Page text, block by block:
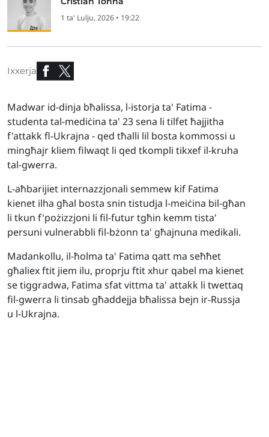
1 ta' Lulju, 2026 • 19:22
Ixxerja
Madwar id-dinja bħalissa, l-istorja ta' Fatima -
studenta tal-mediċina ta' 23 sena li tilfet ħajjitha
f'attakk fl-Ukrajna - qed tħalli lil bosta kommossi u
mingħajr kliem filwaqt li qed tkompli tikxef il-kruha
tal-gwerra.
L-aħbarijiet internazzjonali semmew kif Fatima
kienet ilha għal bosta snin tistudja l-meiċina bil-għan
li tkun f'pożizzjoni li fil-futur tgħin kemm tista'
persuni vulnerabbli fil-bżonn ta' għajnuna medikali.
Madankollu, il-ħolma ta' Fatima qatt ma seħħet
għaliex ftit jiem ilu, proprju ftit xhur qabel ma kienet
se tiggradwa, Fatima sfat vittma ta' attakk li twettaq
fil-gwerra li tinsab għaddejja bħalissa bejn ir-Russja
u l-Ukrajna.